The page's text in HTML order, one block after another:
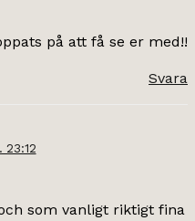
på att få se er med!!
Svara
23:12
som vanligt riktigt fina